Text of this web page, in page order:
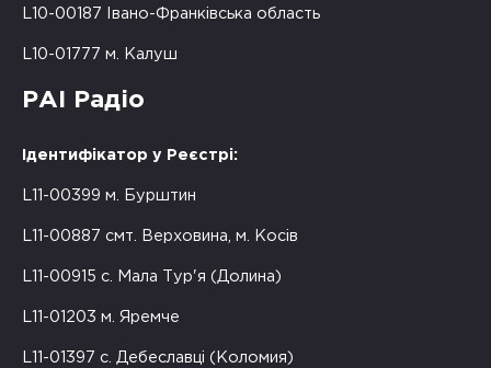
L10-00187 Івано-Франківська область
L10-01777 м. Калуш
РАІ Радіо
Ідентифікатор у Реєстрі:
L11-00399 м. Бурштин
L11-00887 смт. Верховина, м. Косів
L11-00915 с. Мала Тур'я (Долина)
L11-01203 м. Яремче
L11-01397 с. Дебеславці (Коломия)